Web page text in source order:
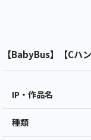
【BabyBus】【Cハ
IP・作品名
種類